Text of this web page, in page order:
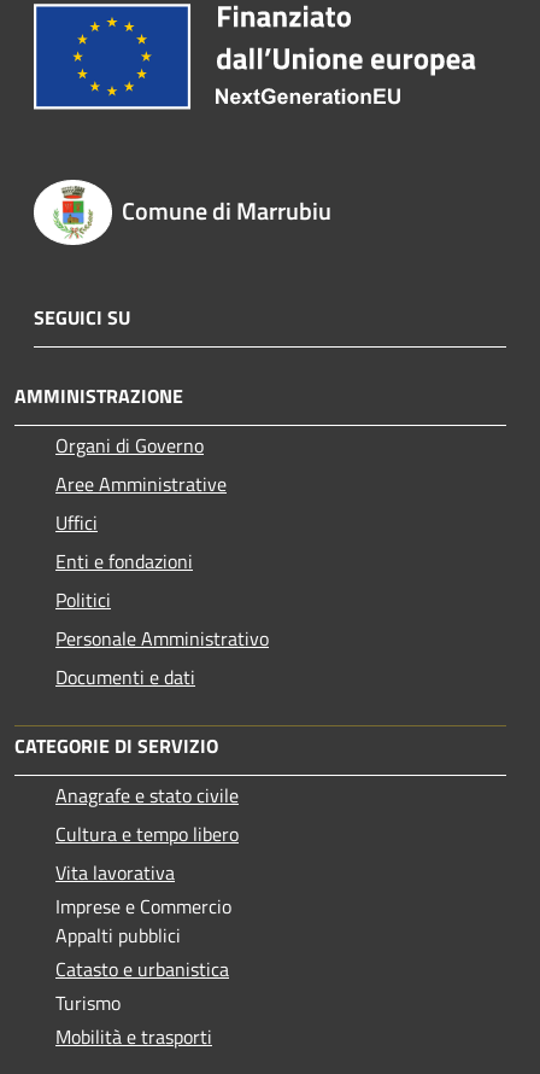
Comune di Marrubiu
SEGUICI SU
AMMINISTRAZIONE
Organi di Governo
Aree Amministrative
Uffici
Enti e fondazioni
Politici
Personale Amministrativo
Documenti e dati
CATEGORIE DI SERVIZIO
Anagrafe e stato civile
Cultura e tempo libero
Vita lavorativa
Imprese e Commercio
Appalti pubblici
Catasto e urbanistica
Turismo
Mobilità e trasporti